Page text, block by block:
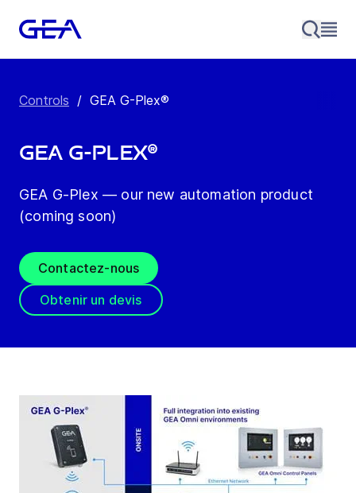
Controls / GEA G-Plex®
GEA G-Plex®
GEA G-Plex — our new automation product
(coming soon)
Contactez-nous
Obtenir un devis